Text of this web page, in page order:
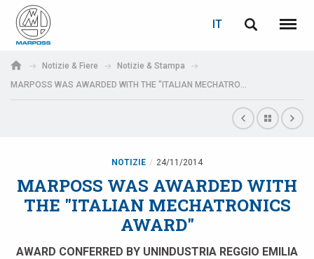
S.p.A.
IT
Menu
Notizie & Fiere
Notizie & Stampa
MARPOSS WAS AWARDED WITH THE "ITALIAN MECHATRONICS AWARD"
NOTIZIE 24/11/2014
MARPOSS WAS AWARDED WITH
THE "ITALIAN MECHATRONICS
AWARD"
AWARD CONFERRED BY UNINDUSTRIA REGGIO EMILIA
Deutsch
Italiano
Español
日本語 (Japanese)
中文 (Chinese)
LOGIN
E-mail